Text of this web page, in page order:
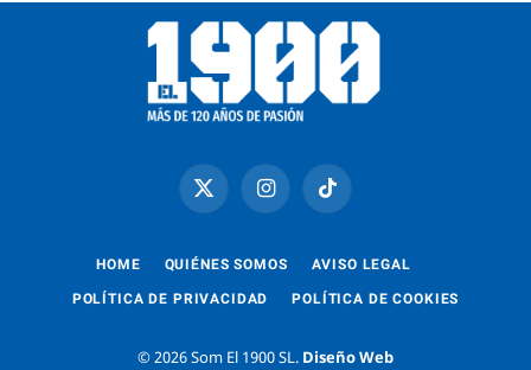
X
(Twitter)
InstagramTikTok
HOME QUIÉNES SOMOS AVISO LEGAL
POLÍTICA DE PRIVACIDAD POLÍTICA DE COOKIES
© 2026 Som El 1900 SL. Diseño Web